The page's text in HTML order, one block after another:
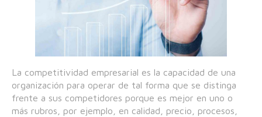
La competitividad empresarial es la capacidad de una
organización para operar de tal forma que se distinga
frente a sus competidores porque es mejor en uno o
más rubros, por ejemplo, en calidad, precio, procesos,